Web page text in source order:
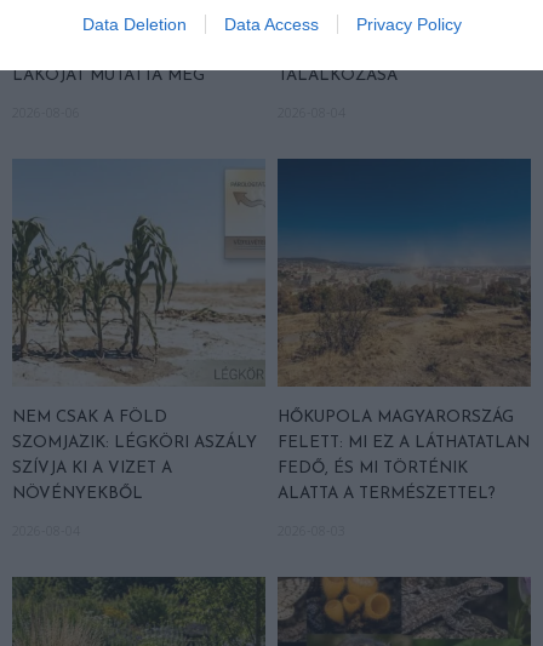
Data Deletion Data Access Privacy Policy
SZÍNES HALAKBÓL ÁLL: MOST
LAKÓJÁT MUTATTA MEG
KÖRNYÉKÉN: TERMÉSZET,
TALÁLKOZÁSA
NEM CSAK A FÖLD
SZOMJAZIK: LÉGKÖRI ASZÁLY
SZÍVJA KI A VIZET A
NÖVÉNYEKBŐL
HŐKUPOLA MAGYARORSZÁG
FELETT: MI EZ A LÁTHATATLAN
FEDŐ, ÉS MI TÖRTÉNIK
ALATTA A TERMÉSZETTEL?